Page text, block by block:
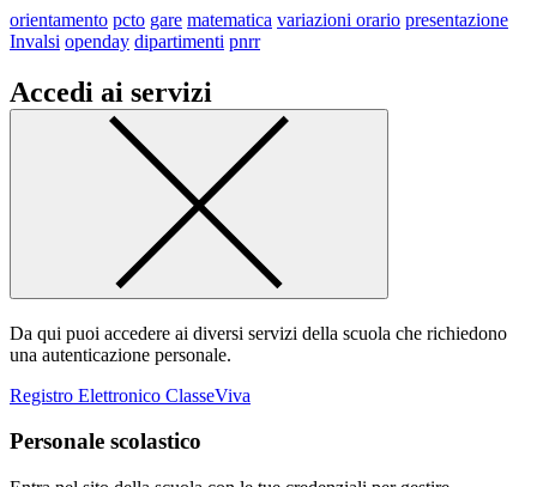
orientamento pcto gare matematica variazioni orario presentazione
Invalsi openday dipartimenti pnrr
Accedi ai servizi
Da qui puoi accedere ai diversi servizi della scuola che richiedono
una autenticazione personale.
Registro Elettronico ClasseViva
Personale scolastico